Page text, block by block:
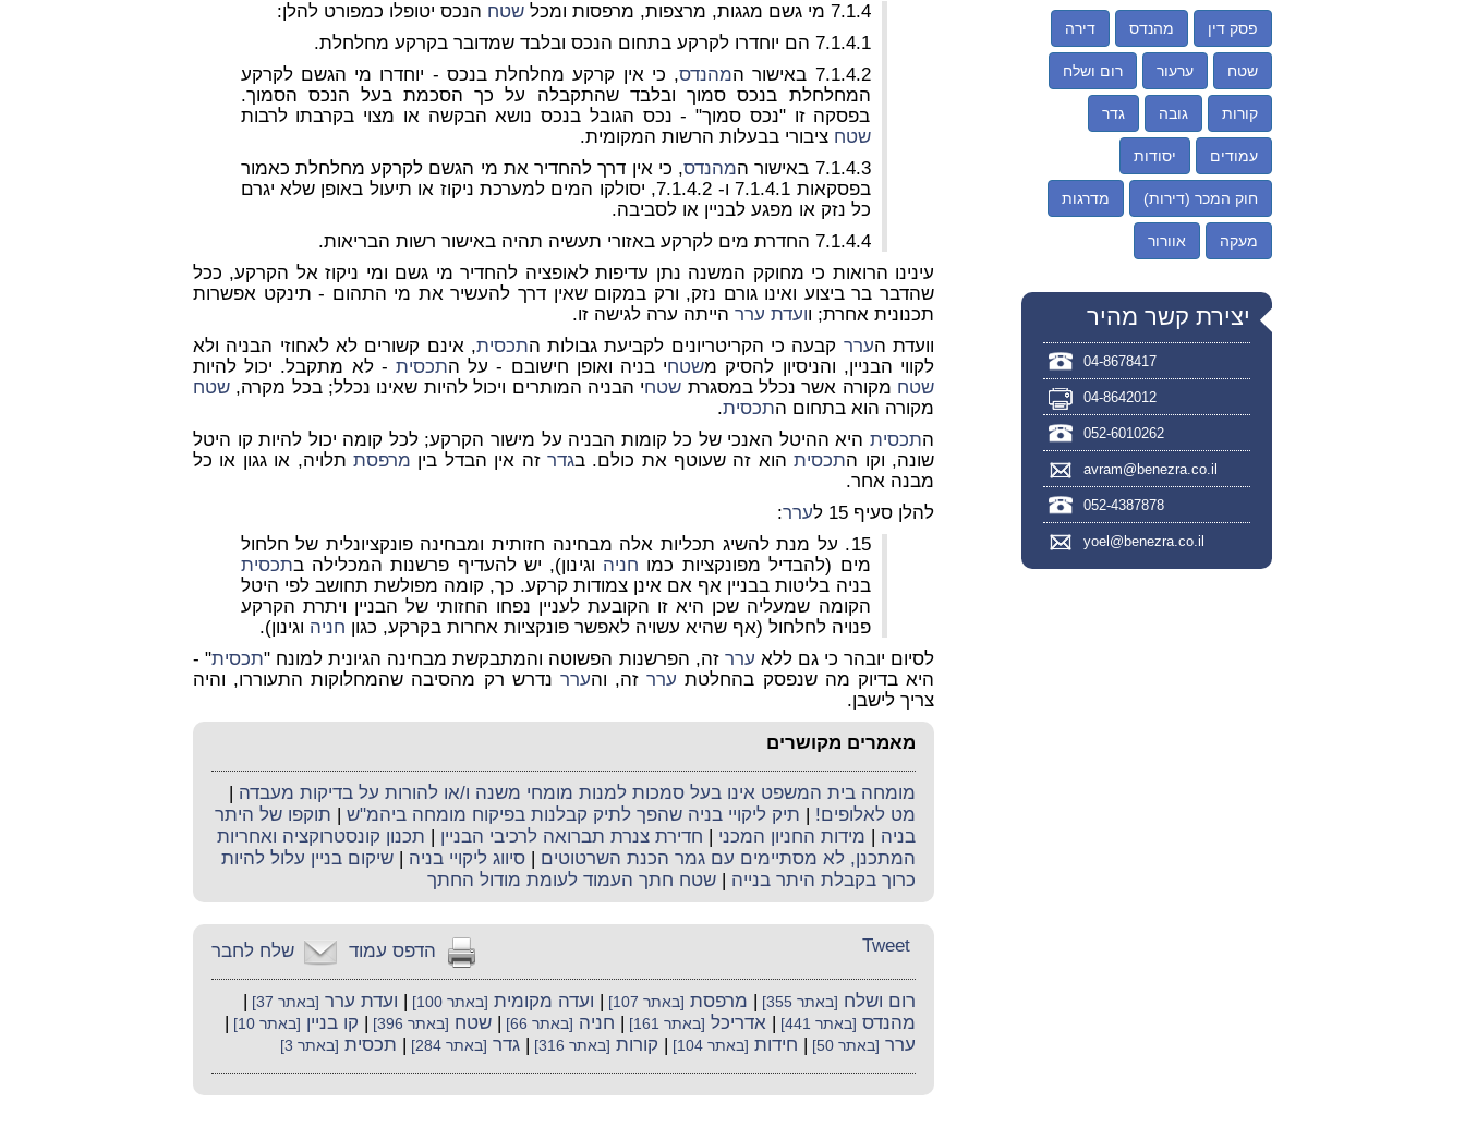
7.1.4 מי גשם מגגות, מרצפות, מרפסות ומכל
שטח הנכס יטופלו כמפורט להלן:
7.1.4.1 הם יוחדרו לקרקע בתחום הנכס ובלבד שמדובר בקרקע מחלחלת.
7.1.4.2 באישור ה
מהנדס, כי אין קרקע מחלחלת בנכס - יוחדרו מי הגשם לקרקע
המחלחלת בנכס סמוך ובלבד שהתקבלה על כך הסכמת בעל הנכס הסמוך.
בפסקה זו "נכס סמוך" - נכס הגובל בנכס נושא הבקשה או מצוי בקרבתו לרבות
שטח ציבורי בבעלות הרשות המקומית.
7.1.4.3 באישור ה
מהנדס, כי אין דרך להחדיר את מי הגשם לקרקע מחלחלת כאמור
בפסקאות 7.1.4.1 ו- 7.1.4.2, יסולקו המים למערכת ניקוז או תיעול באופן שלא יגרם
כל נזק או מפגע לבניין או לסביבה.
7.1.4.4 החדרת מים לקרקע באזורי תעשיה תהיה באישור רשות הבריאות.
עינינו הרואות כי מחוקק המשנה נתן עדיפות לאופציה להחדיר מי גשם ומי ניקוז אל הקרקע, ככל
שהדבר בר ביצוע ואינו גורם נזק, ורק במקום שאין דרך להעשיר את מי התהום - תינקט אפשרות
תכנונית אחרת; וועדת ערר הייתה ערה לגישה זו.
וועדת הערר קבעה כי הקריטריונים לקביעת גבולות התכסית, אינם קשורים לא לאחוזי הבניה ולא
לקווי הבניין, והניסיון להסיק משטחי בניה ואופן חישובם - על התכסית - לא מתקבל. יכול להיות
שטח מקורה אשר נכלל במסגרת שטחי הבניה המותרים ויכול להיות שאינו נכלל; בכל מקרה, שטח
מקורה הוא בתחום התכסית.
התכסית היא ההיטל האנכי של כל קומות הבניה על מישור הקרקע; לכל קומה יכול להיות קו היטל
שונה, וקו התכסיתהוא זה שעוטף את כולם. בגדר זה אין הבדל בין מרפסת תלויה, או גגון או כל
מבנה אחר.
להלן סעיף 15 ל
ערר:
15. על מנת להשיג תכליות אלה מבחינה חזותית ומבחינה פונקציונלית של חלחול
מים (להבדיל מפונקציות כמו חניה וגינון), יש להעדיף פרשנות המכלילה בתכסית
בניה בליטות בבניין אף אם אינן צמודות קרקע. כך, קומה מפולשת תחושב לפי היטל
הקומה שמעליה שכן היא זו הקובעת לעניין נפחו החזותי של הבניין ויתרת הקרקע
פנויה לחלחול (אף שהיא עשויה לאפשר פונקציות אחרות בקרקע, כגון חניה וגינון).
לסיום יובהר כי גם ללא ערר זה, הפרשנות הפשוטה והמתבקשת מבחינה הגיונית למונח "תכסית" -
היא בדיוק מה שנפסק בהחלטת עררזה, והערר נדרש רק מהסיבה שהמחלוקות התעוררו, והיה
צריך לישבן.
מאמרים מקושרים
מומחה בית המשפט אינו בעל סמכות למנות מומחי משנה ו/או להורות על בדיקות מעבדה |
מט לאלופים! | תיק ליקויי בניה שהפך לתיק קבלנות בפיקוח מומחה ביהמ"ש | תוקפו של היתר
בניה | מידות החניון המכני | חדירת צנרת תברואה לרכיבי הבניין | תכנון קונסטרוקציה ואחריות
המתכנן, לא מסתיימים עם גמר הכנת השרטוטים | סיווג ליקויי בניה | שיקום בניין עלול להיות
כרוך בקבלת היתר בנייה | שטח חתך העמוד לעומת מודול החתך
שלח לחבר הדפס עמוד Tweet
רום ושלח [באתר 355] | מרפסת [באתר 107] | ועדה מקומית [באתר 100] | ועדת ערר [באתר 37]
|
מהנדס [באתר 441] | אדריכל [באתר 161] | חניה [באתר 66] | שטח [באתר 396] | קו בניין [באתר 10]
|
ערר [באתר 50] | חידות [באתר 104] | קורות [באתר 316] | גדר [באתר 284] | תכסית [באתר 3]
פסק דין מהנדס דירה
שטח ערעור רום ושלח
קורות גובה גדר
עמודים יסודות
חוק המכר (דירות) מדרגות
מעקה אוורור
יצירת קשר מהיר
04-8678417
04-8642012
052-6010262
avram@benezra.co.il
052-4387878
yoel@benezra.co.il